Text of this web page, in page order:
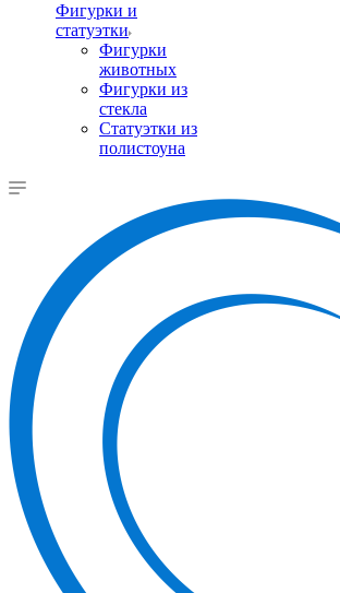
Фигурки и
статуэтки
Фигурки
животных
Фигурки из
стекла
Статуэтки из
полистоуна